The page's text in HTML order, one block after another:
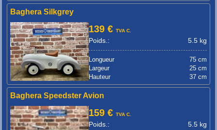
Baghera Silkgrey
139 €TVA C.
Poids.: 5.5 kg
Longueur
75 cm
Largeur
25 cm
Hauteur
37 cm
Baghera Speedster Avion
159 €TVA C.
Poids.: 5.5 kg